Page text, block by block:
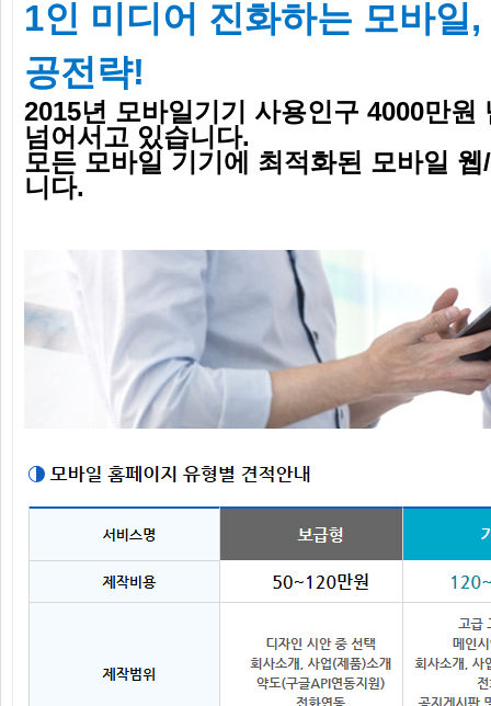
1인 미디어 진화하는 모바일
공전략!
2015년 모바일기기 사용인구 4000만원
넘어서고 있습니다.
모든 모바일 기기에 최적화된 모바일
니다.